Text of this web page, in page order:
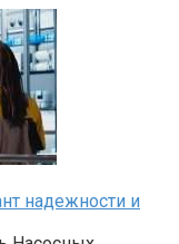
надежности и